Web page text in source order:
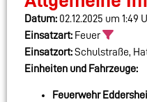
Datum: 02.12.2025 um 1:49
Einsatzart: Feuer
Einsatzort:Schulstraße,
Einheiten und Fahrzeuge:
Feuerwehr